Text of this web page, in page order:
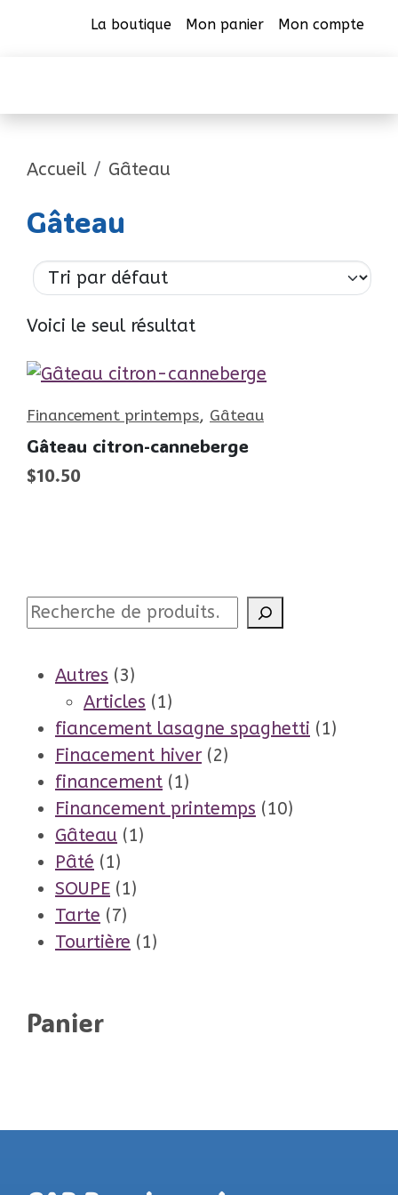
La boutique Mon panier Mon compte
Accueil Gâteau
Gâteau
Voici le seul résultat
Financement printemps, Gâteau
Gâteau citron-canneberge
$10.50
Recherche
Autres 33
produits
Articles 11
produit
fiancement lasagne spaghetti 11
Finacement hiver 22
financement 11
produit
Financement printemps 1010
Gâteau 11
Pâté 11
produit
SOUPE 11
Tarte 77
produits
Tourtière 11
Panier